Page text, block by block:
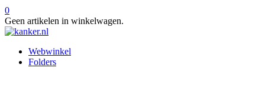
0
Geen artikelen in winkelwagen.
Webwinkel
Folders